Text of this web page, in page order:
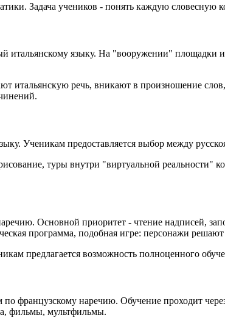
Задача учеников - понять каждую
итальянскому языку. На "вооружении" площадки
итальянскую речь, вникают в произношение
Ученикам предоставляется выбор между
туры внутри "виртуальной реальности"
Основной приоритет - чтение надписей,
программа, подобная игре: персонажи решают
предлагается возможность полноценного
по французскому наречию. Обучение проходит
фильмы, мультфильмы.